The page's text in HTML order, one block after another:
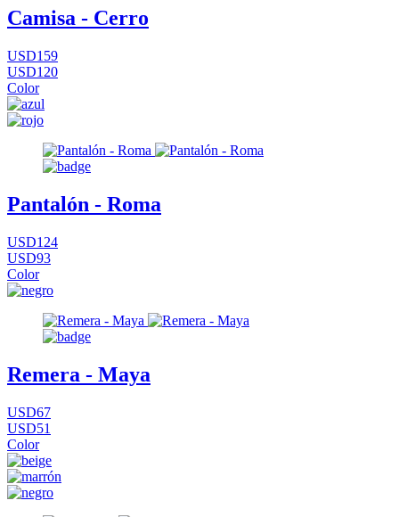
Camisa - Cerro
USD159
USD120
Color
Pantalón - Roma
USD124
USD93
Color
Remera - Maya
USD67
USD51
Color